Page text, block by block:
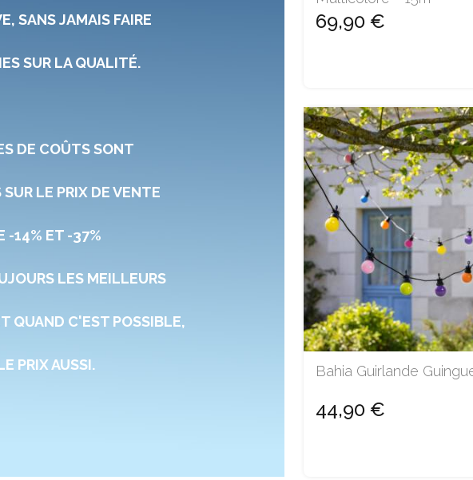
SANS JAMAIS FAIRE
SUR LA QUALITÉ.
DE COÛTS SONT
SUR LE PRIX DE VENTE
-14% ET -37%
LES MEILLEURS
QUAND C'EST POSSIBLE,
PRIX AUSSI.
69,90 €
Bahia Guirlande
44,90 €